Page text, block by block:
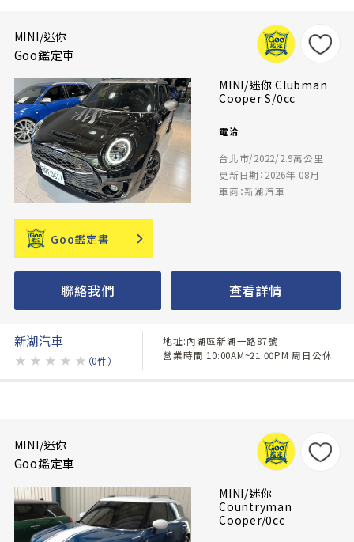
MINI/迷你
Goo鑑定車
MINI/迷你 Clubman
Cooper S/0cc
電洽
台北市/2022/2.9萬公里
更新日期：2026年 08月
車商：新湖汽車
Goo鑑定書
聯絡我們 查看詳情
新湖汽車
★ ★ ★ ★ ★ （0件）
地址:內湖區新湖一路87號
營業時間:10:00AM~21:00PM 周日公休
MINI/迷你
Goo鑑定車
MINI/迷你
Countryman
Cooper/0cc